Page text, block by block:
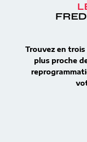
Trouvez en
plus proche